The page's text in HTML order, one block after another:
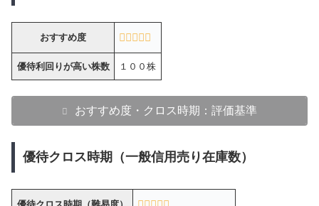
おすすめ度
優待利回りが高い株数 １００株
おすすめ度・クロス時期：評価基準
優待クロス時期（一般信用売り在庫数）